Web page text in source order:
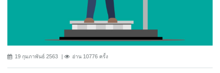
19 กุมภาพันธ์ 2563 อ่าน 10776 ครั้ง